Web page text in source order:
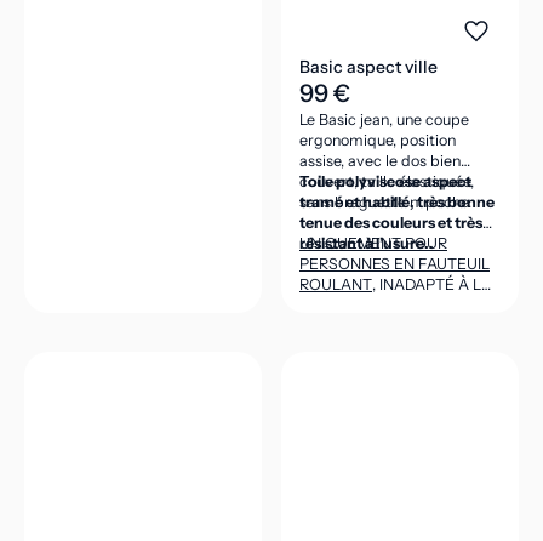
Basic aspect ville
99 €
Le Basic jean, une coupe
ergonomique, position
assise, avec le dos bien
couvert, taille élastiquée,
sans braguette ni poche.
Toile polyviscose aspect
tramé et habillé, très bonne
tenue des couleurs et très
résistant à l’usure..
UNIQUEMENT POUR
PERSONNES EN FAUTEUIL
ROULANT, INADAPTÉ À LA